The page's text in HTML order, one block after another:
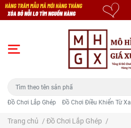
Đồ Chơi Lắp Ghép Đồ Chơi Điều Khiển Từ Xa
Trang chủ / Đồ Chơi Lắp Ghép /